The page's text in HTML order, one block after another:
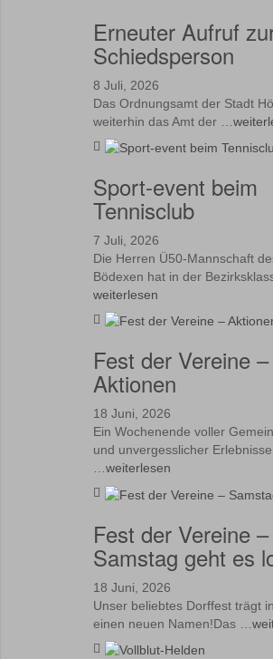
Erneuter Aufruf
Schiedsperson
8 Juli, 2026
Das Ordnungsamt der Stadt
weiterhin das Amt der …
Sport-event beim
Tennisclub
7 Juli, 2026
Die Herren Ü50-Mannschaft
Bödexen hat in der
weiterlesen
Fest der Vereine –
Aktionen
18 Juni, 2026
Ein Wochenende voller
und unvergesslicher
…weiterlesen
Fest der Vereine –
Samstag geht es
18 Juni, 2026
Unser beliebtes Dorffest trägt
einen neuen Namen!Das …